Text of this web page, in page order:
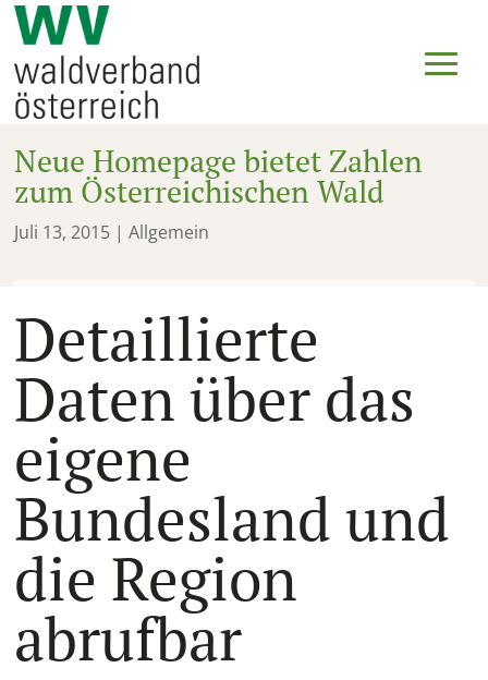
Neue Homepage bietet Zahlen
zum Österreichischen Wald
Juli 13, 2015 | Allgemein
Detaillierte
Daten über das
eigene
Bundesland und
die Region
abrufbar